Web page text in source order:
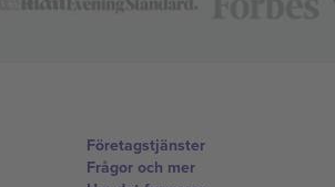
Företagstjänster
Frågor och mer